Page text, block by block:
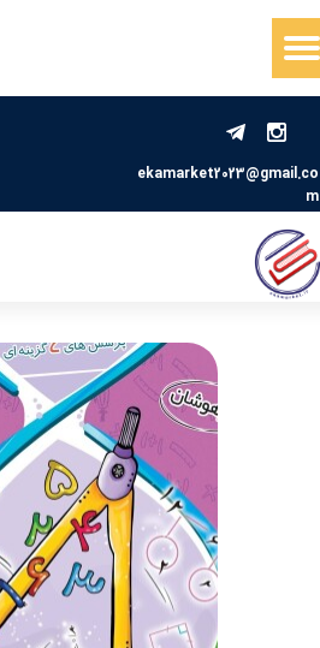
ekamarket2023@gmail.co
m
حساب کاربری من
سفارشات
خروج از حساب کاربری